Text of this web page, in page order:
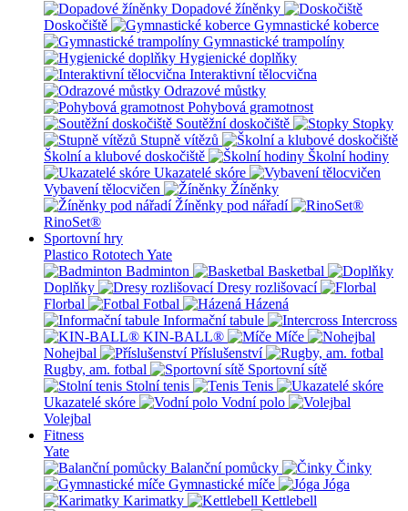
Dopadové žíněnky
Doskočiště
Gymnastické koberce
Gymnastické trampolíny
Hygienické doplňky
Interaktivní tělocvična
Odrazové můstky
Pohybová gramotnost
Soutěžní doskočiště
Stopky
Stupně vítězů
Školní a klubové doskočiště
Školní hodiny
Ukazatelé skóre
Vybavení tělocvičen
Žíněnky
Žíněnky pod nářadí
RinoSet®
Sportovní hry
Plastico Rototech Yate
Badminton
Basketbal
Doplňky
Dresy rozlišovací
Florbal
Fotbal
Házená
Informační tabule
Intercross
KIN-BALL®
Míče
Nohejbal
Příslušenství
Rugby, am. fotbal
Sportovní sítě
Stolní tenis
Tenis
Ukazatelé skóre
Vodní polo
Volejbal
Fitness
Yate
Balanční pomůcky
Činky
Gymnastické míče
Jóga
Karimatky
Kettlebell